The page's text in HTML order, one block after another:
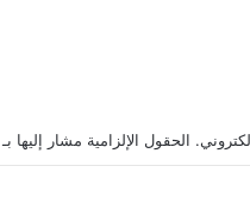
الحقول الإلزامية مشار إليها بـ